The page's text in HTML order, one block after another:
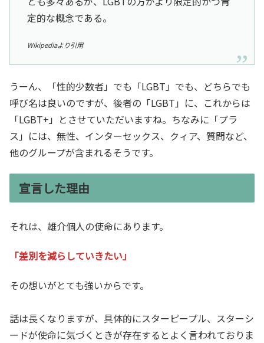
定的な概念である。
Wikipediaより引用
うーん、「性的少数者」でも「LGBT」でも、どちらでも
呼び名は良いのですが、後者の「LGBT」に、これからは
「LGBT+」とさせていただいますね。ちなみに「プラ
ス」には、無性、インターセックス、クィア、質問など、
他のグループが含まれるそうです。
宣言した理由
それは、雄介個人の使命にあります。
「差別を減らしていきたい」
その想いがとても強いからです。
話は長くなりますが、具体的にスターピープル、スターシ
ードが使命に気づくときが存在するとよく言われておりま